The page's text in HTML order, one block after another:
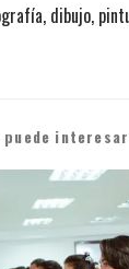
dibujo,
puede interesar